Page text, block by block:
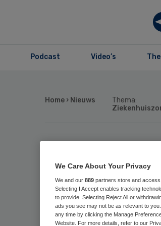
Podcast Video’s
Home › Nieuws
Thema:
Geen
VUmc
We Care About Your Privacy
We and our 889 partners store and access
Selecting I Accept enables tracking
to provide. Selecting Reject All or
ads you see may not be as relevant to
any time by clicking the Manage
Website. For more details, refer to our